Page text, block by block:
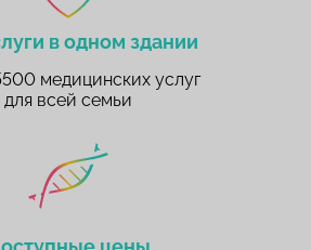
в одном здании
медицинских услуг
для всей семьи